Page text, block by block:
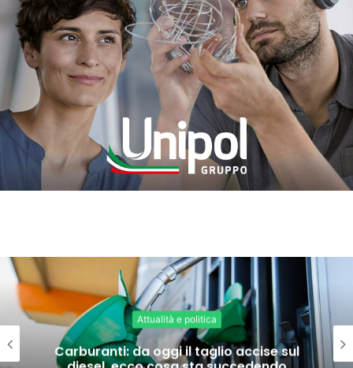
Attualità e politica
Carburanti: da oggi il taglio accise sul